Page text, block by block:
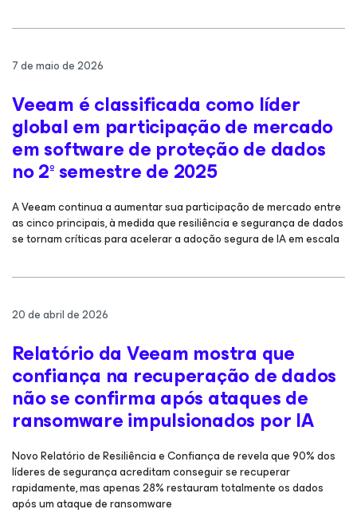
7 de maio de 2026
Veeam é classificada como líder
global em participação de mercado
em software de proteção de dados
no 2º semestre de 2025
A Veeam continua a aumentar sua participação de mercado entre
as cinco principais, à medida que resiliência e segurança de dados
se tornam críticas para acelerar a adoção segura de IA em escala
20 de abril de 2026
Relatório da Veeam mostra que
confiança na recuperação de dados
não se confirma após ataques de
ransomware impulsionados por IA
Novo Relatório de Resiliência e Confiança de revela que 90% dos
líderes de segurança acreditam conseguir se recuperar
rapidamente, mas apenas 28% restauram totalmente os dados
após um ataque de ransomware